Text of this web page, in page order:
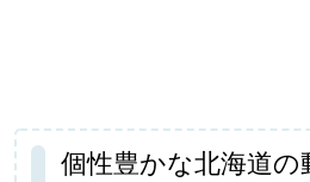
個性豊かな北海道の